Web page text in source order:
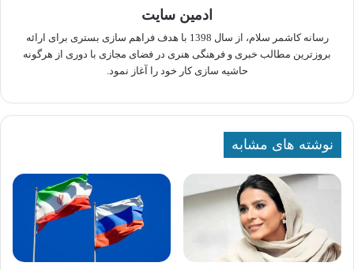
ادمین سایت
رسانه کاشمر سلام، از سال 1398 با هدف فراهم سازی بستری برای ارائه
بروزترین مطالب خبری و فرهنگی هنری در فضای مجازی با دوری از هرگونه
حاشیه سازی کار خود را آغاز نمود.
نوشته های مشابه